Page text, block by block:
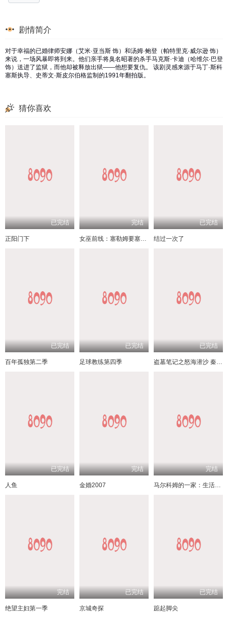
剧情简介
对于幸福的已婚律师安娜（艾米·亚当斯 饰）和汤姆·鲍登（帕特里克·威尔逊 饰）
来说，一场风暴即将到来。他们亲手将臭名昭著的杀手马克斯·卡迪（哈维尔·巴登
饰）送进了监狱，而他却被释放出狱——他想要复仇。 该剧灵感来源于马丁·斯科
塞斯执导、史蒂文·斯皮尔伯格监制的1991年翻拍版。
猜你喜欢
已完结
正阳门下
完结
女巫前线：塞勒姆要塞第三季
已完结
结过一次了
已完结
百年孤独第二季
已完结
足球教练第四季
已完结
盗墓笔记之怒海潜沙 秦岭神树
已完结
人鱼
完结
金婚2007
完结
马尔科姆的一家：生活依旧不公
完结
绝望主妇第一季
已完结
京城奇探
已完结
踮起脚尖